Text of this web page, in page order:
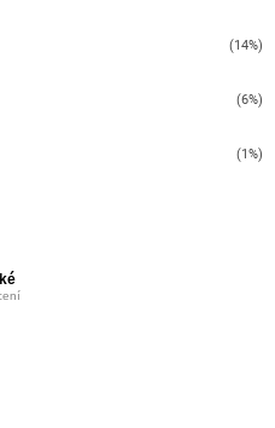
(14%)
(6%)
(1%)